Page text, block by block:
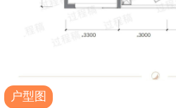
户型图